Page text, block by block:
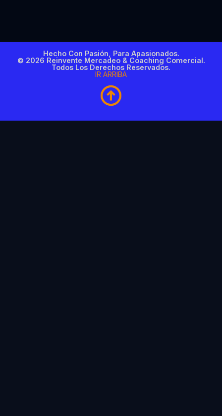
Hecho Con Pasión, Para Apasionados.
© 2026 Reinvente Mercadeo & Coaching Comercial.
Todos Los Derechos Reservados.
IR ARRIBA